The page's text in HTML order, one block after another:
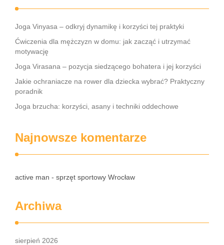
Joga Vinyasa – odkryj dynamikę i korzyści tej praktyki
Ćwiczenia dla mężczyzn w domu: jak zacząć i utrzymać
motywację
Joga Virasana – pozycja siedzącego bohatera i jej korzyści
Jakie ochraniacze na rower dla dziecka wybrać? Praktyczny
poradnik
Joga brzucha: korzyści, asany i techniki oddechowe
Najnowsze komentarze
active man - sprzęt sportowy Wrocław
Archiwa
sierpień 2026